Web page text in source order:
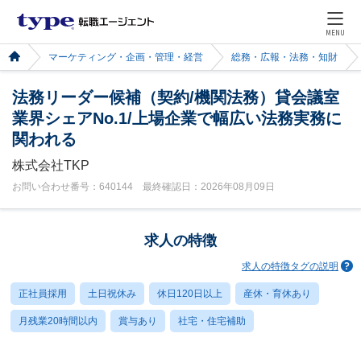
MENU
マーケティング・企画・管理・経営 総務・広報・法務・知財
法務リーダー候補（契約/機関法務）貸会議室
業界シェアNo.1/上場企業で幅広い法務実務に
関われる
株式会社TKP
お問い合わせ番号：640144 最終確認日：2026年08月09日
求人の特徴
求人の特徴タグの説明
正社員採用 土日祝休み 休日120日以上 産休・育休あり
月残業20時間以内 賞与あり 社宅・住宅補助